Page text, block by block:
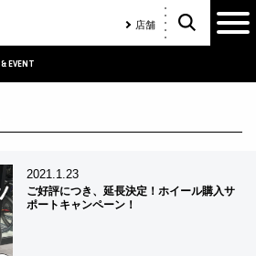
店舗
EVENT
2021.1.23
ご好評につき、延長決定！ホイール購入サ
ポートキャンペーン！